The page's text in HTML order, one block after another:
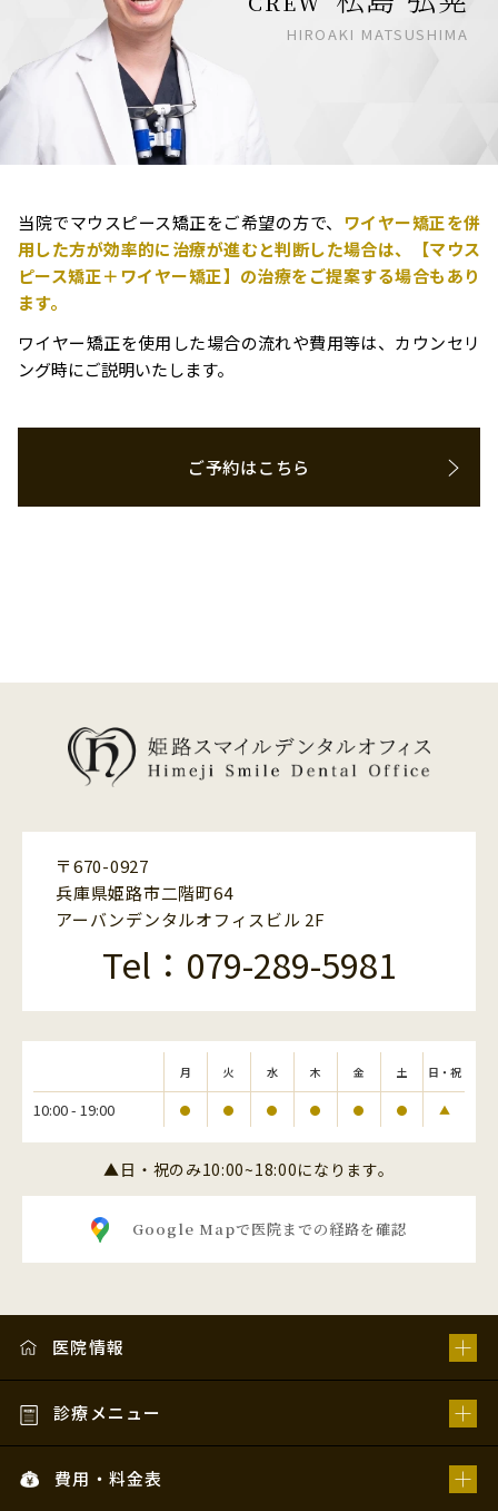
HIROAKI MATSUSHIMA
当院でマウスピース矯正をご希望の方で、 ワイヤー矯正を併
用した方が効率的に治療が進むと判断した場合は、【マウス
ピース矯正＋ワイヤー矯正】の治療をご提案する場合もあり
ます。
ワイヤー矯正を使用した場合の流れや費用等は、カウンセリ
ング時にご説明いたします。
ご予約はこちら
〒670-0927
兵庫県姫路市二階町64
アーバンデンタルオフィスビル 2F
Tel：079-289-5981
月 火 水 木 金 土 日・祝
10:00 - 19:00 ● ● ● ● ● ● ▲
▲日・祝のみ10:00~18:00になります。
Google Mapで医院までの経路を確認
医院情報
診療メニュー
費用・料金表